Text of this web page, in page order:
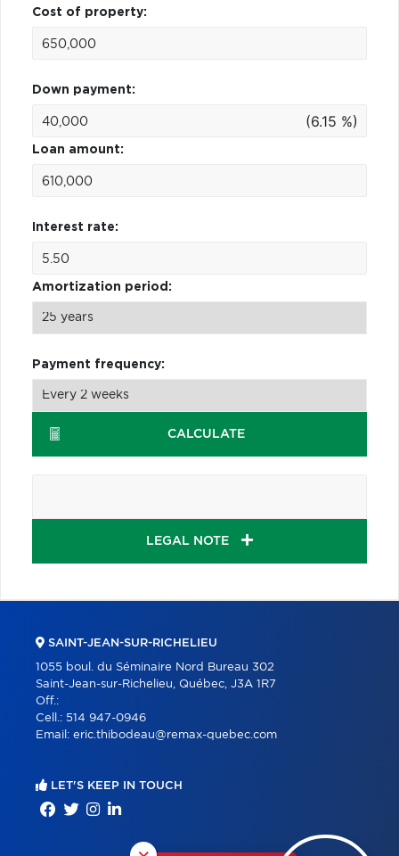
Cost of property:
Down payment:
(6.15 %)
Loan amount:
Interest rate:
Amortization period:
Payment frequency:
CALCULATE
LEGAL NOTE
SAINT-JEAN-SUR-RICHELIEU
1055 boul. du Séminaire Nord Bureau 302
Saint-Jean-sur-Richelieu, Québec, J3A 1R7
Off.:
Cell.: 514 947-0946
Email: eric.thibodeau@remax-quebec.com
LET'S KEEP IN TOUCH